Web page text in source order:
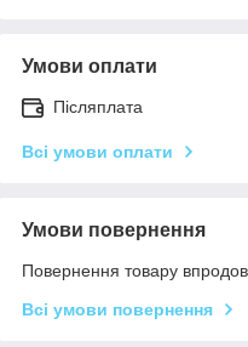
Умови оплати
Післяплата
Всі умови оплати
Умови повернення
Повернення товару
Всі умови повернення